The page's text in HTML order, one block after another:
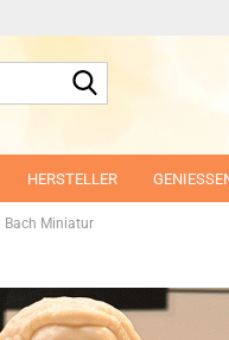
HERSTELLER
Bach Miniatur